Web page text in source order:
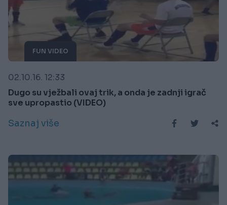
FUN VIDEO
02.10.16. 12:33
Dugo su vježbali ovaj trik, a onda je zadnji igrač
sve upropastio (VIDEO)
Saznaj više